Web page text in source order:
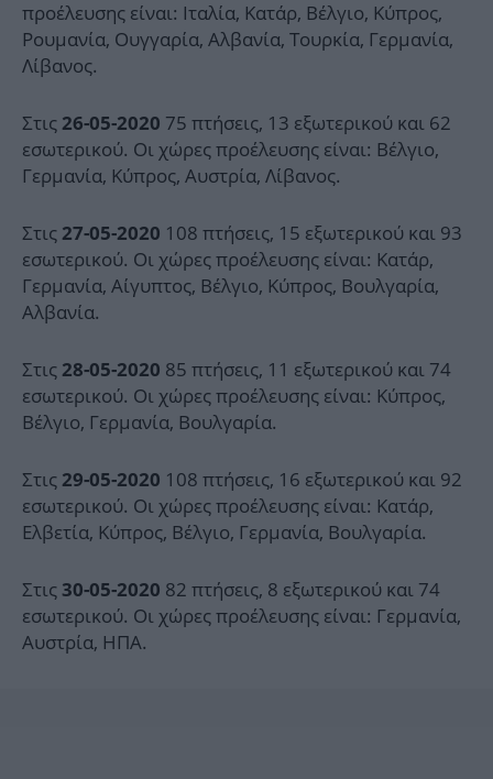
προέλευσης είναι: Ιταλία, Κατάρ, Βέλγιο, Κύπρος,
Ρουμανία, Ουγγαρία, Αλβανία, Τουρκία, Γερμανία,
Λίβανος.
Στις 26-05-2020 75 πτήσεις, 13 εξωτερικού και 62
εσωτερικού. Οι χώρες προέλευσης είναι: Βέλγιο,
Γερμανία, Κύπρος, Αυστρία, Λίβανος.
Στις 27-05-2020 108 πτήσεις, 15 εξωτερικού και 93
εσωτερικού. Οι χώρες προέλευσης είναι: Κατάρ,
Γερμανία, Αίγυπτος, Βέλγιο, Κύπρος, Βουλγαρία,
Αλβανία.
Στις 28-05-2020 85 πτήσεις, 11 εξωτερικού και 74
εσωτερικού. Οι χώρες προέλευσης είναι: Κύπρος,
Βέλγιο, Γερμανία, Βουλγαρία.
Στις 29-05-2020 108 πτήσεις, 16 εξωτερικού και 92
εσωτερικού. Οι χώρες προέλευσης είναι: Κατάρ,
Ελβετία, Κύπρος, Βέλγιο, Γερμανία, Βουλγαρία.
Στις 30-05-2020 82 πτήσεις, 8 εξωτερικού και 74
εσωτερικού. Οι χώρες προέλευσης είναι: Γερμανία,
Αυστρία, ΗΠΑ.